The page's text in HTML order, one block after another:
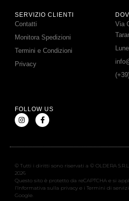
SERVIZIO CLIENTI
Contatti
Monitora Spedizioni
Termini e Condizioni
Privacy
Via
FOLLOW US
© Tutti i diritti sono riservati a © OLDERA
2026
Questo sito è protetto da reCAPTCHA e si
l’Informativa sulla privacy e i Termini di
Google.